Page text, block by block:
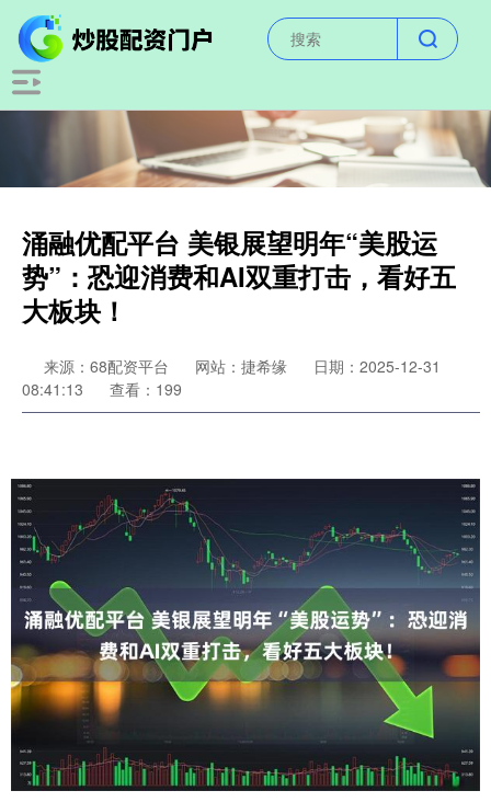
涌融优配平台 美银展望明年“美股运
势”：恐迎消费和AI双重打击，看好五
大板块！
来源：68配资平台 网站：捷希缘
日期：2025-12-31
08:41:13
查看：199